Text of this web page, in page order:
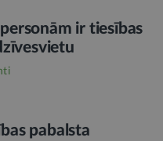
ir tiesības
pabalsta